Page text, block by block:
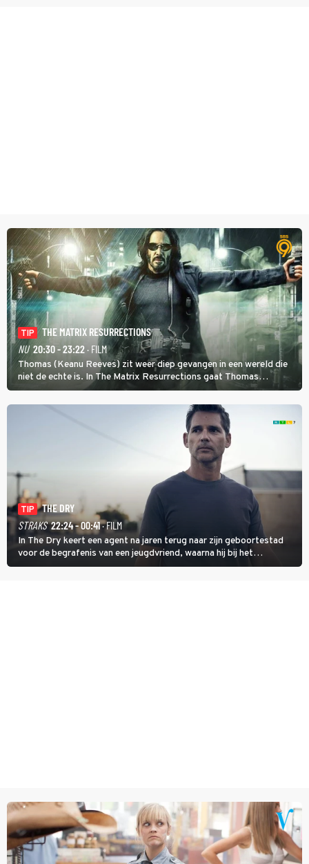
TIP
THE MATRIX RESURRECTIONS
NU 20:30 - 23:22 · FILM
Thomas (Keanu Reeves) zit weer diep gevangen in een wereld die
niet de echte is. In The Matrix Resurrections gaat Thomas
proberen uit deze schijnwereld te ontsnappen.
TIP
THE DRY
STRAKS 22:24 - 00:41· FILM
In The Dry keert een agent na jaren terug naar zijn geboortestad
voor de begrafenis van een jeugdvriend, waarna hij bij het
onderzoeken van diens dood een verband begint te vermoeden